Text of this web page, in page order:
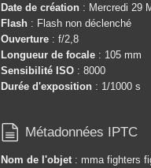
Date de création : Mercredi 29
Flash : Flash non déclenché
Ouverture : f/2,8
Longueur de focale : 105 mm
Sensibilité ISO : 8000
Durée d'exposition : 1/1000 s
 Métadonnées IPTC
Nom de l'objet : mma fighters